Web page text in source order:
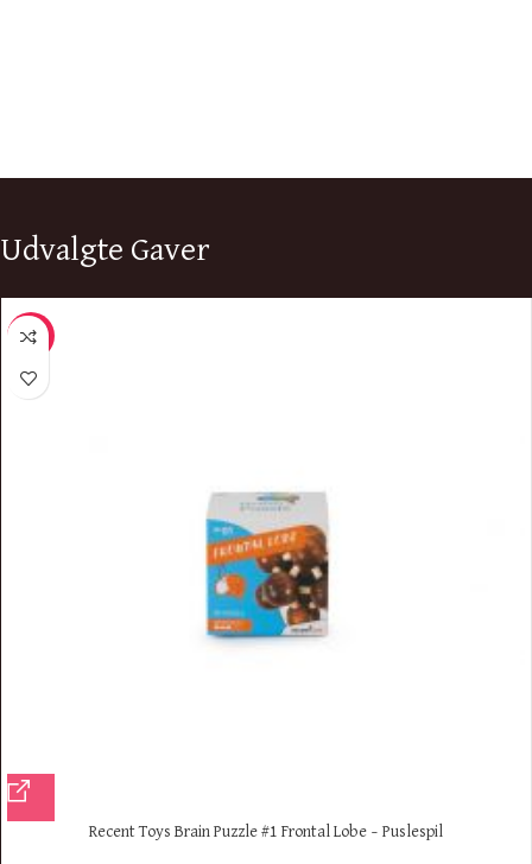
Udvalgte Gaver
-9%
Recent Toys Brain Puzzle #1 Frontal Lobe – Puslespil